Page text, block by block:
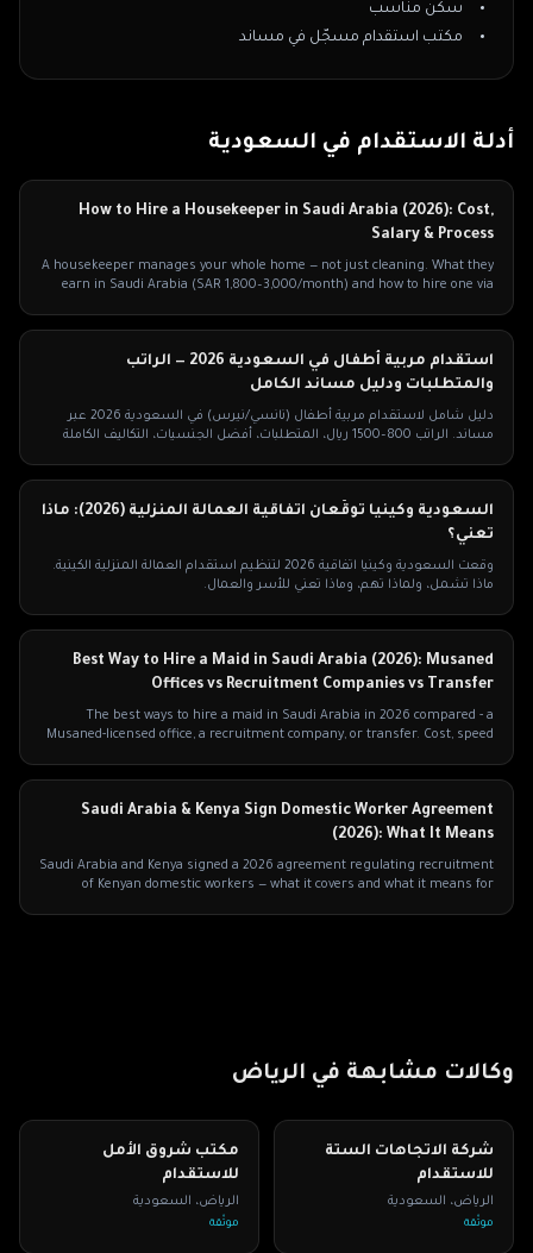
سكن مناسب
مكتب استقدام مسجّل في مساند
أدلة الاستقدام في السعودية
How to Hire a Housekeeper in Saudi Arabia (2026): Cost,
Salary & Process
A housekeeper manages your whole home — not just cleaning. What they
earn in Saudi Arabia (SAR 1,800–3,000/month) and how to hire one via
استقدام مربية أطفال في السعودية 2026 — الراتب
والمتطلبات ودليل مساند الكامل
دليل شامل لاستقدام مربية أطفال (نانسي/نيرس) في السعودية 2026 عبر
مساند. الراتب 800–1500 ريال، المتطلبات، أفضل الجنسيات، التكاليف الكاملة
السعودية وكينيا توقّعان اتفاقية العمالة المنزلية (2026): ماذا
تعني؟
وقّعت السعودية وكينيا اتفاقية 2026 لتنظيم استقدام العمالة المنزلية الكينية.
ماذا تشمل، ولماذا تهم، وماذا تعني للأسر والعمال.
Best Way to Hire a Maid in Saudi Arabia (2026): Musaned
Offices vs Recruitment Companies vs Transfer
The best ways to hire a maid in Saudi Arabia in 2026 compared - a
Musaned-licensed office, a recruitment company, or transfer. Cost, speed
Saudi Arabia & Kenya Sign Domestic Worker Agreement
(2026): What It Means
Saudi Arabia and Kenya signed a 2026 agreement regulating recruitment
of Kenyan domestic workers — what it covers and what it means for
وكالات مشابهة في الرياض
شركة الاتجاهات الستة
للاستقدام
الرياض، السعودية
موثّقة
مكتب شروق الأمل
للاستقدام
الرياض، السعودية
موثّقة